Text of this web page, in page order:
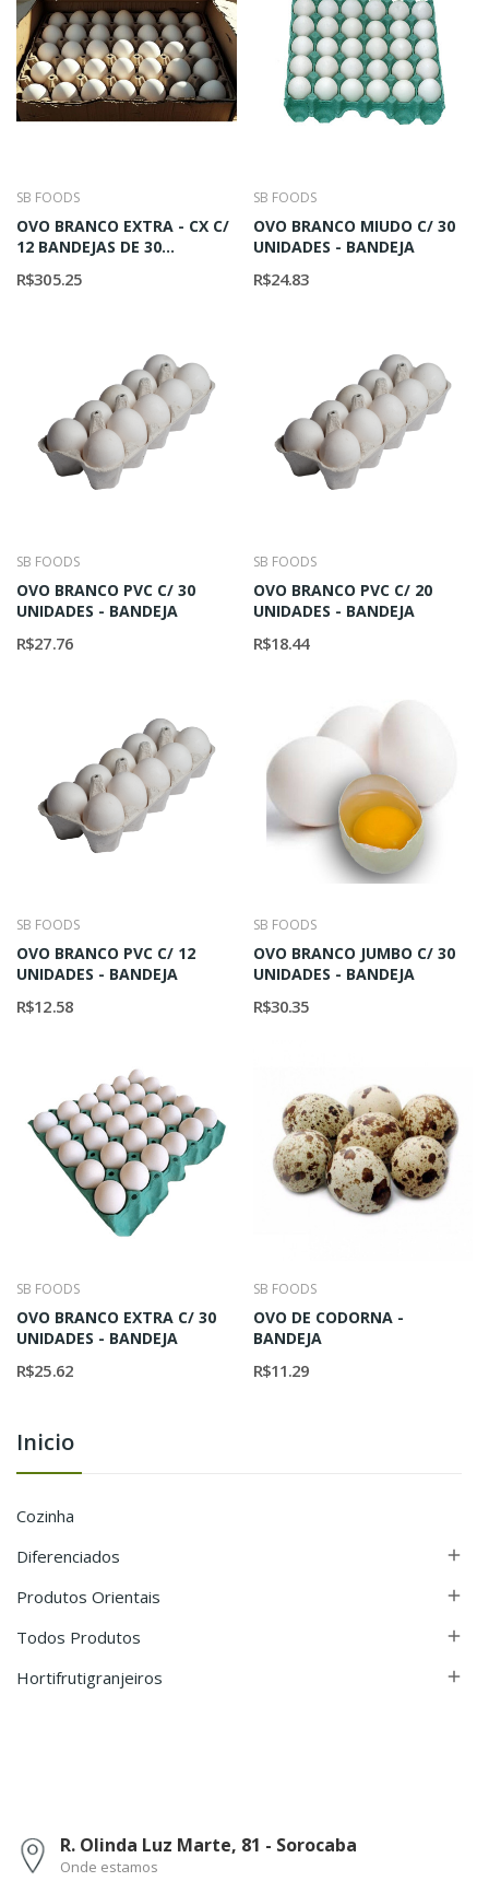
Inicio
Cozinha
Diferenciados

Produtos Orientais 
Todos Produtos 
Hortifrutigranjeiros 
SB FOODS
OVO BRANCO EXTRA - CX C/
12 BANDEJAS DE 30...
R$305.25
SB FOODS
OVO BRANCO MIUDO C/ 30
UNIDADES - BANDEJA
R$24.83
SB FOODS
OVO BRANCO PVC C/ 30
UNIDADES - BANDEJA
R$27.76
SB FOODS
OVO BRANCO PVC C/ 20
UNIDADES - BANDEJA
R$18.44
SB FOODS
OVO BRANCO PVC C/ 12
UNIDADES - BANDEJA
R$12.58
SB FOODS
OVO BRANCO JUMBO C/ 30
UNIDADES - BANDEJA
R$30.35
SB FOODS
OVO BRANCO EXTRA C/ 30
UNIDADES - BANDEJA
R$25.62
SB FOODS
OVO DE CODORNA -
BANDEJA
R$11.29
R. Olinda Luz Marte, 81 - Sorocaba
Onde estamos